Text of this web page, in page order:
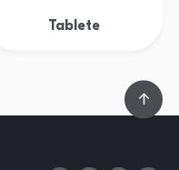
Tablete